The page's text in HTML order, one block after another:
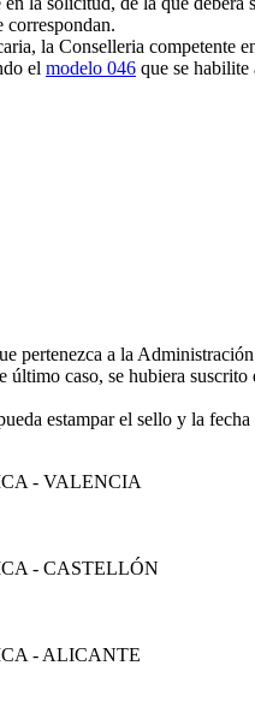
correspondan.
la Conselleria competente
el modelo 046 que se habilite
pertenezca a la
caso, se hubiera
estampar el sello y la
- VALENCIA
- CASTELLÓN
- ALICANTE